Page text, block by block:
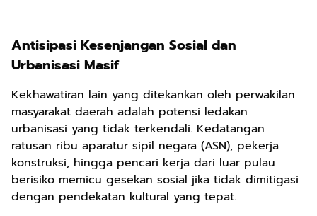
Antisipasi Kesenjangan Sosial dan
Urbanisasi Masif
Kekhawatiran lain yang ditekankan oleh perwakilan
masyarakat daerah adalah potensi ledakan
urbanisasi yang tidak terkendali. Kedatangan
ratusan ribu aparatur sipil negara (ASN), pekerja
konstruksi, hingga pencari kerja dari luar pulau
berisiko memicu gesekan sosial jika tidak dimitigasi
dengan pendekatan kultural yang tepat.